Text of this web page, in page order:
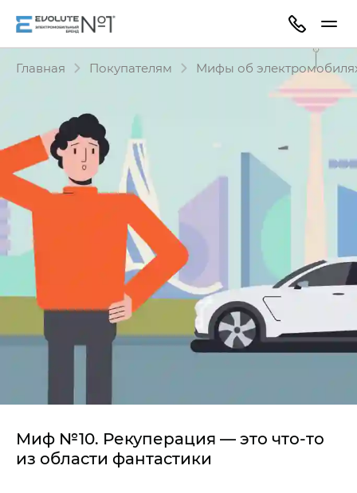
Главная Покупателям Мифы об
Миф №10. Рекуперация — это что-то
из области фантастики